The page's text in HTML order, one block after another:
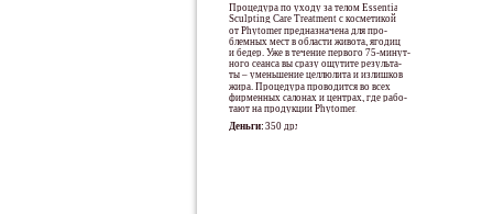
Процедура по уходу за телом Essential
Sculpting Care Treatment с косметикой
от Phytomer предназначена для про-
блемных мест в области живота, ягодиц
и бедер. Уже в течение первого 75-минут-
ного сеанса вы сразу ощутите результа-
ты – уменьшение целлюлита и излишков
жира. Процедура проводится во всех
фирменных салонах и центрах, где рабо-
тают на продукции Phytomer.
Деньги: 350 дрх